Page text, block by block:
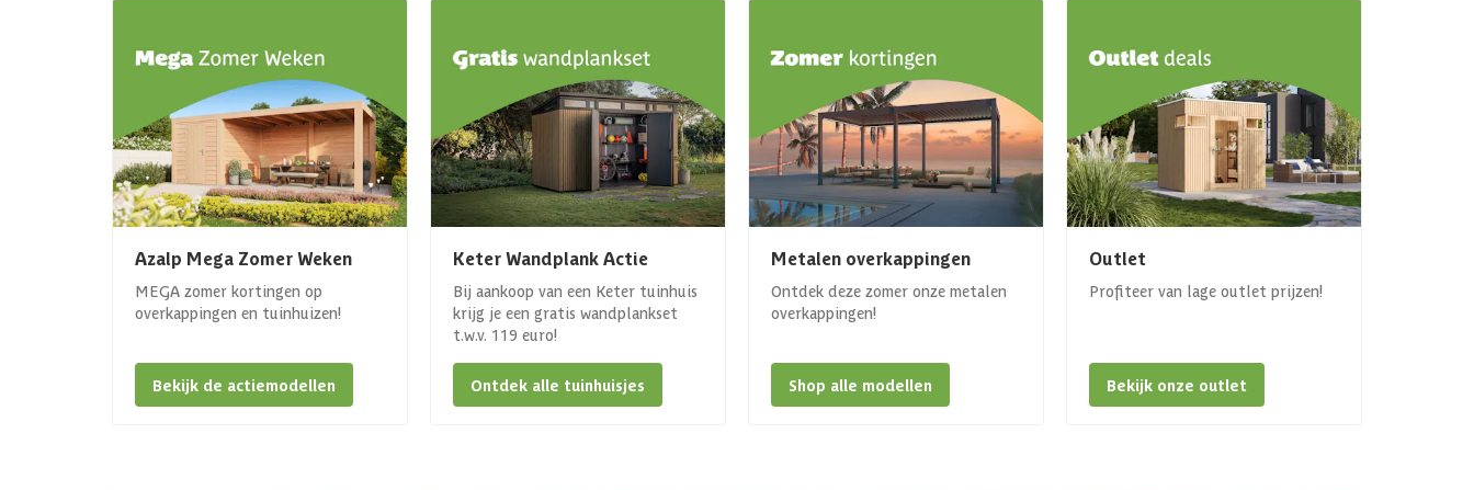
Azalp Mega Zomer Weken
MEGA zomer kortingen op
overkappingen en tuinhuizen!
Bekijk de actiemodellen
Keter Wandplank Actie
Bij aankoop van een Keter tuinhuis
krijg je een gratis wandplankset
t.w.v. 119 euro!
Ontdek alle tuinhuisjes
Metalen overkappingen
Ontdek deze zomer onze metalen
overkappingen!
Shop alle modellen
Outlet
Profiteer van lage outlet prijzen!
Bekijk onze outlet